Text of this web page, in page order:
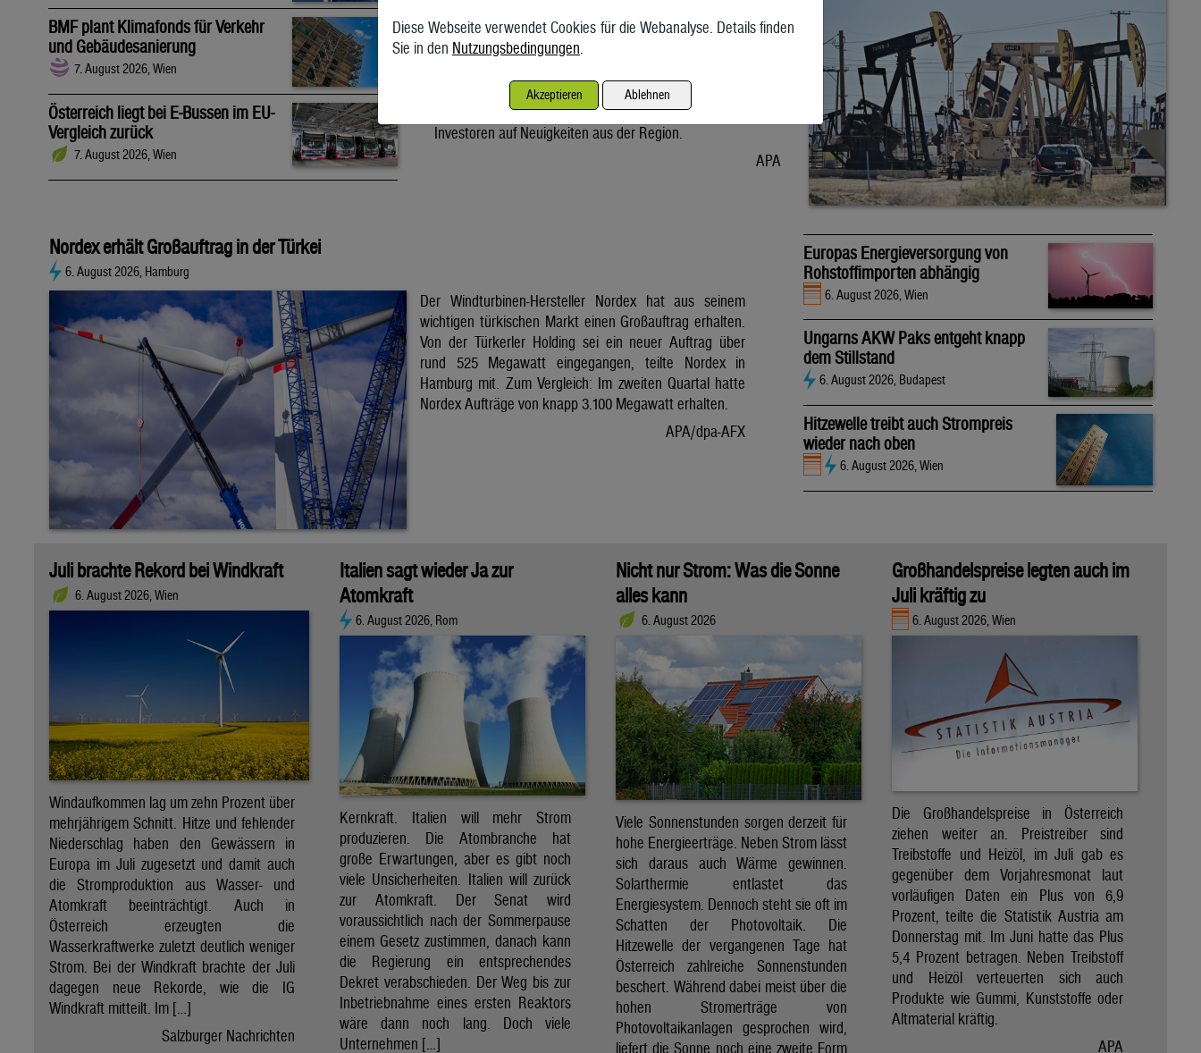
BMF plant Klimafonds für Verkehr
und Gebäudesanierung
7. August 2026, Wien
Österreich liegt bei E-Bussen im EU-
Vergleich zurück
7. August 2026, Wien
Brent aus der Nordsee mit Lieferung Oktober kostete am
Vormittag 79,75 US-Dollar und damit 0,4 Prozent mehr als am
80 Dollar. Unter diese ist er am Dienstag wegen der Hoffnung
auf eine Lösung im Iran-Krieg gesunken. Seitdem warten
Investoren auf Neuigkeiten aus der Region.
APA
Nordex erhält Großauftrag in der Türkei
6. August 2026, Hamburg
Der Windturbinen-Hersteller Nordex hat aus seinem
wichtigen türkischen Markt einen Großauftrag erhalten.
Von der Türkerler Holding sei ein neuer Auftrag über
rund 525 Megawatt eingegangen, teilte Nordex in
Hamburg mit. Zum Vergleich: Im zweiten Quartal hatte
Nordex Aufträge von knapp 3.100 Megawatt erhalten.
APA/dpa-AFX
Europas Energieversorgung von
Rohstoffimporten abhängig
6. August 2026, Wien
Ungarns AKW Paks entgeht knapp
dem Stillstand
6. August 2026, Budapest
Hitzewelle treibt auch Strompreis
wieder nach oben
6. August 2026, Wien
Juli brachte Rekord bei Windkraft
6. August 2026, Wien
Windaufkommen lag um zehn Prozent über
mehrjährigem Schnitt. Hitze und fehlender
Niederschlag haben den Gewässern in
Europa im Juli zugesetzt und damit auch
die Stromproduktion aus Wasser- und
Atomkraft beeinträchtigt. Auch in
Österreich erzeugten die
Wasserkraftwerke zuletzt deutlich weniger
Strom. Bei der Windkraft brachte der Juli
dagegen neue Rekorde, wie die IG
Windkraft mitteilt. Im […]
Salzburger Nachrichten
Italien sagt wieder Ja zur
Atomkraft
6. August 2026, Rom
Kernkraft. Italien will mehr Strom
produzieren. Die Atombranche hat
große Erwartungen, aber es gibt noch
viele Unsicherheiten. Italien will zurück
zur Atomkraft. Der Senat wird
voraussichtlich nach der Sommerpause
einem Gesetz zustimmen, danach kann
die Regierung ein entsprechendes
Dekret verabschieden. Der Weg bis zur
Inbetriebnahme eines ersten Reaktors
wäre dann noch lang. Doch viele
Unternehmen […]
Nicht nur Strom: Was die Sonne
alles kann
6. August 2026
Viele Sonnenstunden sorgen derzeit für
hohe Energieerträge. Neben Strom lässt
sich daraus auch Wärme gewinnen.
Solarthermie entlastet das
Energiesystem. Dennoch steht sie oft im
Schatten der Photovoltaik. Die
Hitzewelle der vergangenen Tage hat
Österreich zahlreiche Sonnenstunden
beschert. Während dabei meist über die
hohen Stromerträge von
Photovoltaikanlagen gesprochen wird,
liefert die Sonne noch eine zweite Form
Großhandelspreise legten auch im
Juli kräftig zu
6. August 2026, Wien
Die Großhandelspreise in Österreich
ziehen weiter an. Preistreiber sind
Treibstoffe und Heizöl, im Juli gab es
gegenüber dem Vorjahresmonat laut
vorläufigen Daten ein Plus von 6,9
Prozent, teilte die Statistik Austria am
Donnerstag mit. Im Juni hatte das Plus
5,4 Prozent betragen. Neben Treibstoff
und Heizöl verteuerten sich auch
Produkte wie Gummi, Kunststoffe oder
Altmaterial kräftig.
APA
Diese Webseite verwendet Cookies für die Webanalyse. Details finden
Sie in den Nutzungsbedingungen.
Akzeptieren Ablehnen